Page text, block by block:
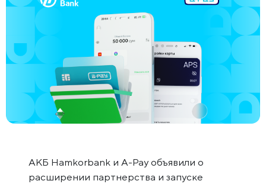
АКБ Hamkorbank и A-Pay объявили о
расширении партнерства и запуске